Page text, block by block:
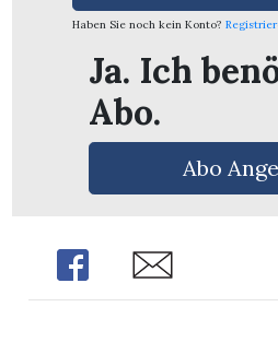
Haben Sie noch kein Konto?
Ja. Ich
Abo.
Abo
Share Share